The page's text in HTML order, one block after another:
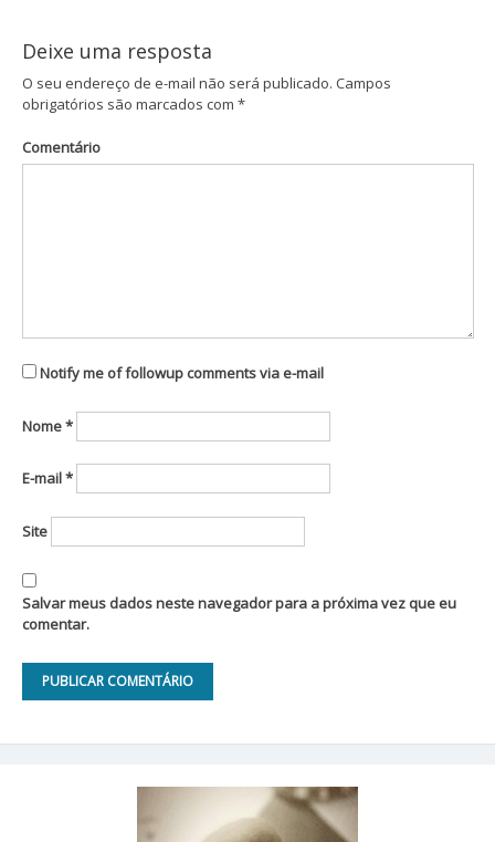
Post
Deixe uma resposta
O seu endereço de e-mail não será publicado. Campos
obrigatórios são marcados com *
Comentário
Notify me of followup comments via e-mail
Nome*
E-mail*
Site
Salvar meus dados neste navegador para a próxima vez que eu
comentar.